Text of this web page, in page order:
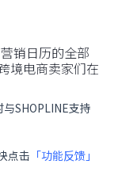
销日历的全部
境电商卖家们在
SHOPLINE支持
点击 「功能反馈」